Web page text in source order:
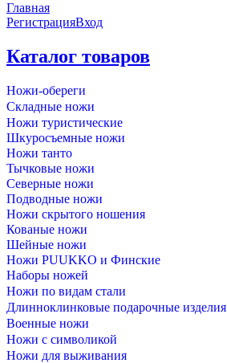
Главная
РегистрацияВход
Каталог товаров
Ножи-обереги
Складные ножи
Ножи туристические
Шкуросъемные ножи
Ножи танто
Тычковые ножи
Северные ножи
Подводные ножи
Ножи скрытого ношения
Кованые ножи
Шейные ножи
Ножи PUUKKO и Финские
Наборы ножей
Ножи по видам стали
Длинноклинковые подарочные изделия
Военные ножи
Ножи с символикой
Ножи для выживания